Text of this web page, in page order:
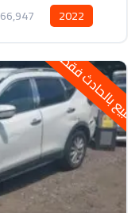
2022 66,947ميل
بالحادث فقط